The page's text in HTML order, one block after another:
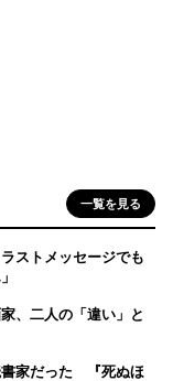
一覧を見る
ストメッセージでも
、二人の「違い」と
書家だった 『死ぬほ